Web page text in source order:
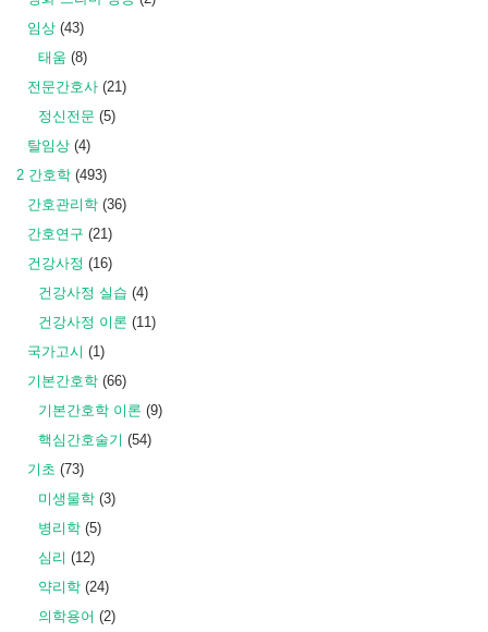
임상 (43)
태움 (8)
전문간호사 (21)
정신전문 (5)
탈임상 (4)
2 간호학 (493)
간호관리학 (36)
간호연구 (21)
건강사정 (16)
건강사정 실습 (4)
건강사정 이론 (11)
국가고시 (1)
기본간호학 (66)
기본간호학 이론 (9)
핵심간호술기 (54)
기초 (73)
미생물학 (3)
병리학 (5)
심리 (12)
약리학 (24)
의학용어 (2)